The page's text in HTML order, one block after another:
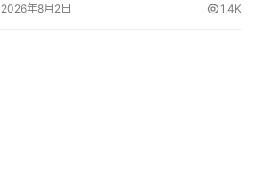
2026年8月2日 1.4K